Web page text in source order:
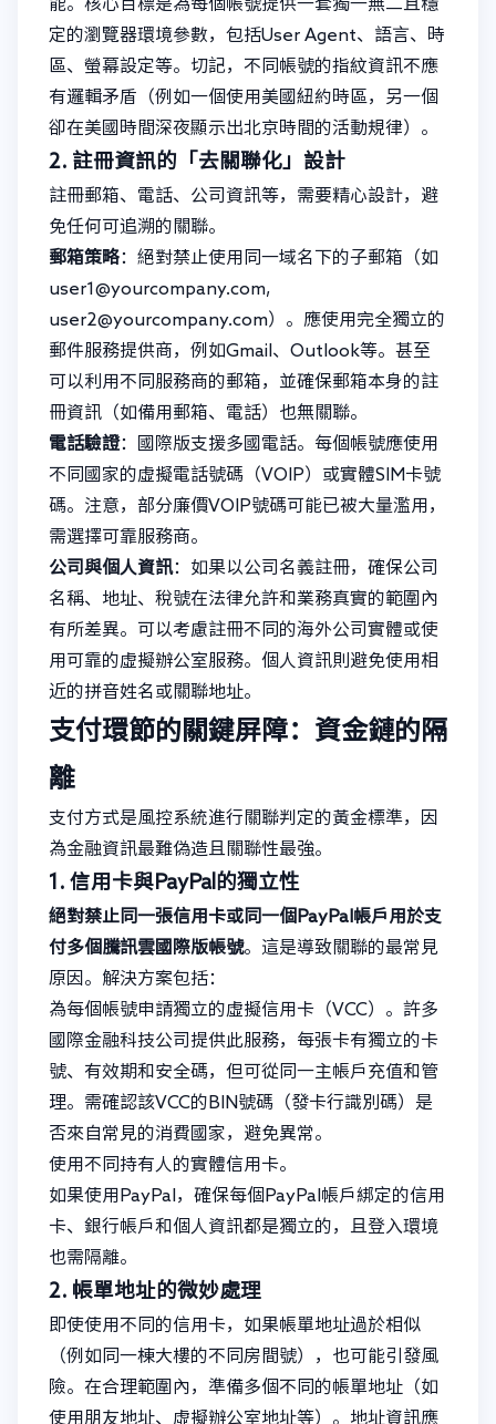
能。核心目標是為每個帳號提供一套獨一無二且穩
定的瀏覽器環境參數，包括User Agent、語言、時
區、螢幕設定等。切記，不同帳號的指紋資訊不應
有邏輯矛盾（例如一個使用美國紐約時區，另一個
卻在美國時間深夜顯示出北京時間的活動規律）。
2. 註冊資訊的「去關聯化」設計
註冊郵箱、電話、公司資訊等，需要精心設計，避
免任何可追溯的關聯。
郵箱策略：絕對禁止使用同一域名下的子郵箱（如
user1@yourcompany.com,
user2@yourcompany.com）。應使用完全獨立的
郵件服務提供商，例如Gmail、Outlook等。甚至
可以利用不同服務商的郵箱，並確保郵箱本身的註
冊資訊（如備用郵箱、電話）也無關聯。
電話驗證：國際版支援多國電話。每個帳號應使用
不同國家的虛擬電話號碼（VOIP）或實體SIM卡號
碼。注意，部分廉價VOIP號碼可能已被大量濫用，
需選擇可靠服務商。
公司與個人資訊：如果以公司名義註冊，確保公司
名稱、地址、稅號在法律允許和業務真實的範圍內
有所差異。可以考慮註冊不同的海外公司實體或使
用可靠的虛擬辦公室服務。個人資訊則避免使用相
近的拼音姓名或關聯地址。
支付環節的關鍵屏障：資金鏈的隔
離
支付方式是風控系統進行關聯判定的黃金標準，因
為金融資訊最難偽造且關聯性最強。
1. 信用卡與PayPal的獨立性
絕對禁止同一張信用卡或同一個PayPal帳戶用於支
付多個騰訊雲國際版帳號。這是導致關聯的最常見
原因。解決方案包括：
為每個帳號申請獨立的虛擬信用卡（VCC）。許多
國際金融科技公司提供此服務，每張卡有獨立的卡
號、有效期和安全碼，但可從同一主帳戶充值和管
理。需確認該VCC的BIN號碼（發卡行識別碼）是
否來自常見的消費國家，避免異常。
使用不同持有人的實體信用卡。
如果使用PayPal，確保每個PayPal帳戶綁定的信用
卡、銀行帳戶和個人資訊都是獨立的，且登入環境
也需隔離。
2. 帳單地址的微妙處理
即使使用不同的信用卡，如果帳單地址過於相似
（例如同一棟大樓的不同房間號），也可能引發風
險。在合理範圍內，準備多個不同的帳單地址（如
使用朋友地址、虛擬辦公室地址等）。地址資訊應